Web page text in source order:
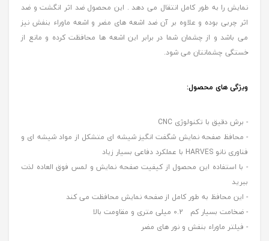
نمایش را به طور کامل انتقال می دهد . این محصول ضد اثر انگشت و ضد
اثر چربی بوده و علاوه بر آن ضد اشعه های مضر و اشعه ماوراء بنفش نیز
می باشد و از چشمان شما در برابر این اشعه ها محافظت کرده و مانع از
خستگی چشمانتان می شود.
ویژگی های محصول:
- برش دقیق با تکنولوژی CNC
- محافظ صفحه نمایش شگفت انگیز شیشه ای متشکل از مواد شیشه ای و
فناوری نانو HARVES با عملکرد دفاعی بسیار زیاد
- با استفاده این محصول از کیفیت صفحه نمایش و لمس فوق العاده لذت
ببرید
- این محافظ به طور کامل از صفحه نمایش محافظت می کند
- ضخامت بسیار کم 0.2 میلی متری و مقاومت بالا
- فیلتر ماوراء بنفش و نور های مضر